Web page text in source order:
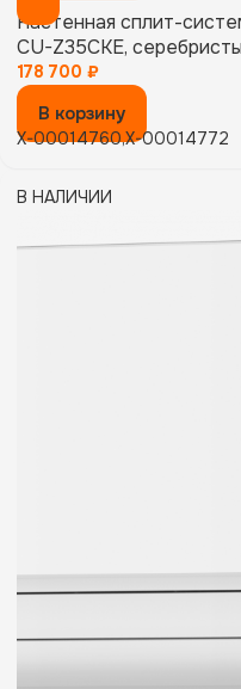
Настенная сплит-
CU-Z35CKE,
178 700 ₽
В корзину
X-00014760,X-00014772
В НАЛИЧИИ